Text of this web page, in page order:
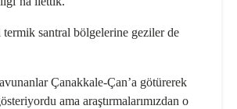
santral bölgelerine geziler de
Çanakkale-Çan’a götürerek
ama araştır­malarımızdan o